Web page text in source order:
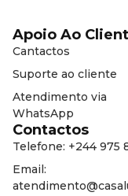
Apoio Ao
Cantactos
Suporte ao cliente
Atendimento via
WhatsApp
Contactos
Telefone: +244 975
Email: